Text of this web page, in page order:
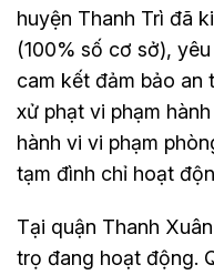
huyện Thanh Trì đã
(100% số cơ sở),
cam kết đảm bảo an
xử phạt vi phạm
hành vi vi phạm
tạm đình chỉ hoạt
Tại quận Thanh
trọ đang hoạt động.